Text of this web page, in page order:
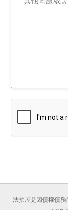
法拍屋是因債權債